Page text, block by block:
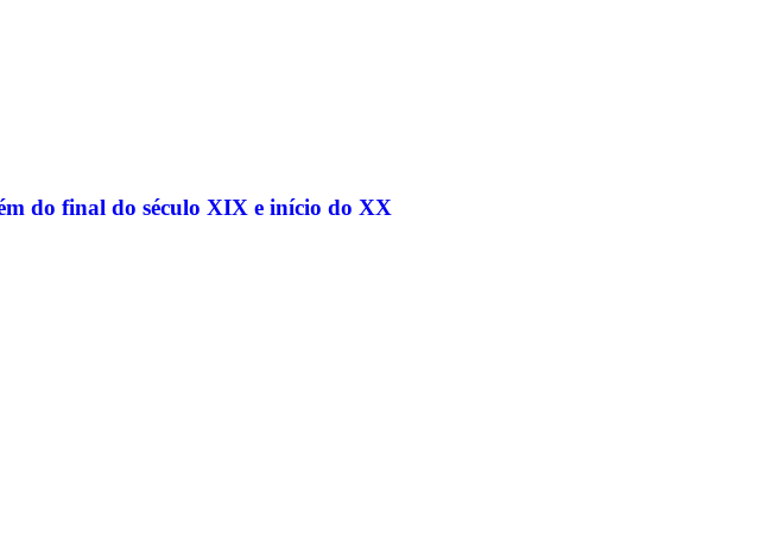
do final do século XIX e início do XX